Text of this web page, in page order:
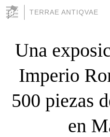
TERRAE ANTIQVAE
Una
Imperio
500 piezas
en